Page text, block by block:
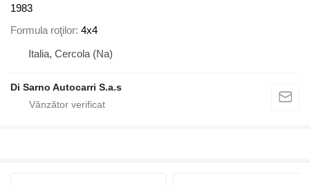
1983
Formula roţilor 4x4
Italia, Cercola (Na)
Di Sarno Autocarri S.a.s